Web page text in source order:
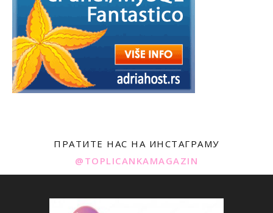
ПРАТИТЕ НАС НА ИНСТАГРАМУ
@TOPLICANKAMAGAZIN